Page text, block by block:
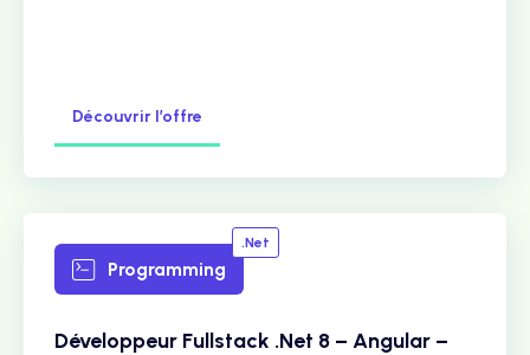
Découvrir l’offre
Programming
.Net
Développeur Fullstack .Net 8 – Angular –